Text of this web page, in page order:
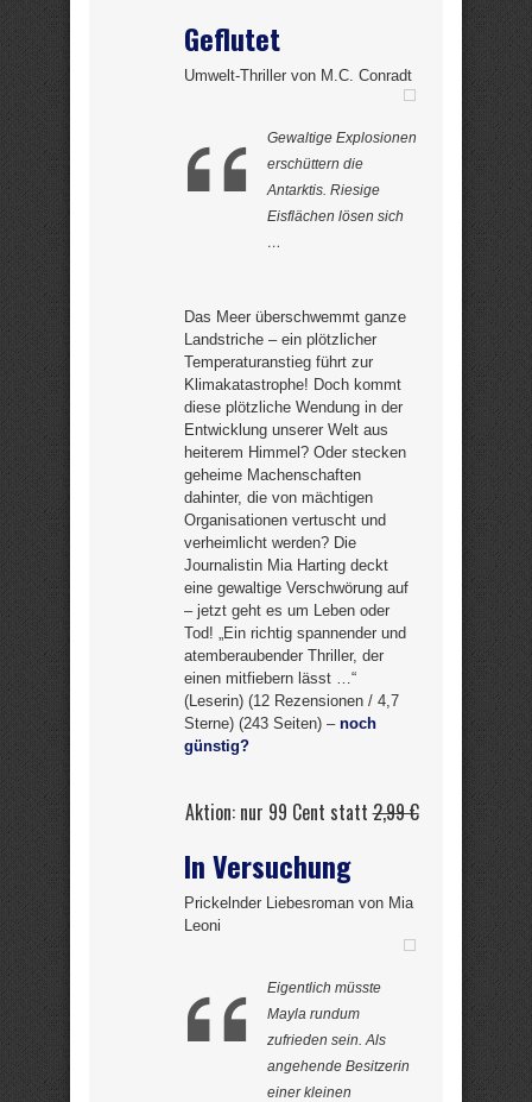
Geflutet
Umwelt-Thriller von M.C. Conradt
Gewaltige Explosionen
erschüttern die
Antarktis. Riesige
Eisflächen lösen sich
…
Das Meer überschwemmt ganze
Landstriche – ein plötzlicher
Temperaturanstieg führt zur
Klimakatastrophe! Doch kommt
diese plötzliche Wendung in der
Entwicklung unserer Welt aus
heiterem Himmel? Oder stecken
geheime Machenschaften
dahinter, die von mächtigen
Organisationen vertuscht und
verheimlicht werden? Die
Journalistin Mia Harting deckt
eine gewaltige Verschwörung auf
– jetzt geht es um Leben oder
Tod! „Ein richtig spannender und
atemberaubender Thriller, der
einen mitfiebern lässt …“
(Leserin) (12 Rezensionen / 4,7
Sterne) (243 Seiten) – noch
günstig?
Aktion: nur 99 Cent statt2,99 €
In Versuchung
Prickelnder Liebesroman von Mia
Leoni
Eigentlich müsste
Mayla rundum
zufrieden sein. Als
angehende Besitzerin
einer kleinen